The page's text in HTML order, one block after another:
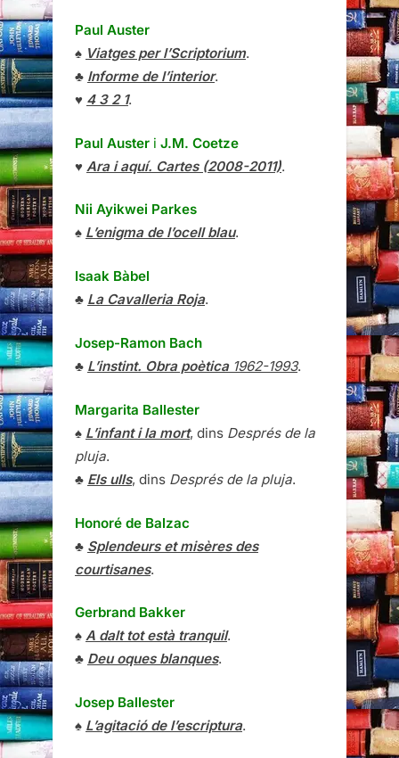
Paul Auster
♠ Viatges per l’Scriptorium.
♣ Informe de l’interior.
♥ 4 3 2 1.
Paul Auster i J.M. Coetze
♥ Ara i aquí. Cartes (2008-2011).
Nii Ayikwei Parkes
♠ L’enigma de l’ocell blau.
Isaak Bàbel
♣ La Cavalleria Roja.
Josep-Ramon Bach
♣ L’instint. Obra poètica1962-1993.
Margarita Ballester
♠ L’infant i la mort, dins Després de la
pluja.
♣ Els ulls, dins Després de la pluja.
Honoré de Balzac
♣ Splendeurs et misères des
courtisanes.
Gerbrand Bakker
♠ A dalt tot està tranquil.
♣ Deu oques blanques.
Josep Ballester
♠ L’agitació de l’escriptura.